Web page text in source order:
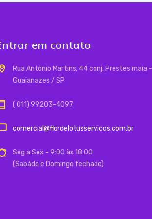
em contato
Rua Antônio Martins, 44 conj. Prestes maia -
Guaianazes / SP
( 011) 99203-4097
comercial@flordelotusservicos.com.br
Seg a Sex - 9:00 às 18:00
(Sabádo e Domingo fechado)